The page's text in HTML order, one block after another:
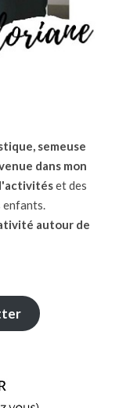
semeuse
dans mon
et des
autour de